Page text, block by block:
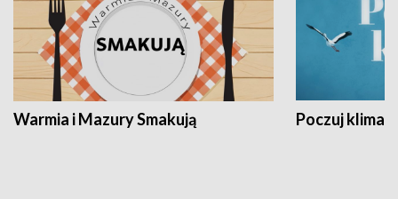
Warmia i Mazury Smakują Poczuj klimat